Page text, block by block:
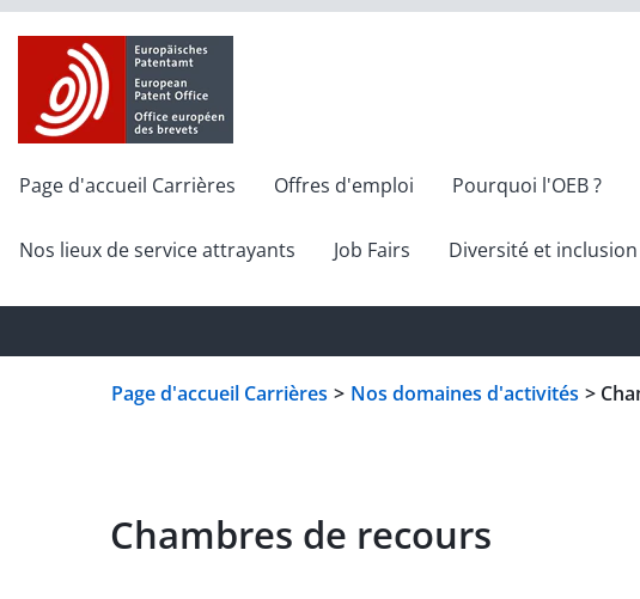
Page d'accueil Carrières Offres d'emploi Pourquoi l'OEB ?
Nos lieux de service attrayants Job Fairs Diversité et inclusion
Page d'accueil Carrières > Nos domaines d'activités >
Chambres de recours